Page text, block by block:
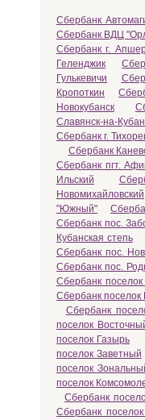
Сбербанк
Сбербанк ВДЦ
Сбербанк г.
Геленджик
Гулькевичи
Кропоткин
Новокубанск
Славянск-на-
Сбербанк г.
Сбербанк
Сбербанк пгт.
Ильский
Новомихайловский
"Южный"
Сбербанк пос.
Кубанская степь
Сбербанк пос.
Сбербанк пос.
Сбербанк поселок
Сбербанк поселок
Сбербанк
поселок
поселок Газырь
поселок Заветный
поселок
поселок
Сбербанк
Сбербанк